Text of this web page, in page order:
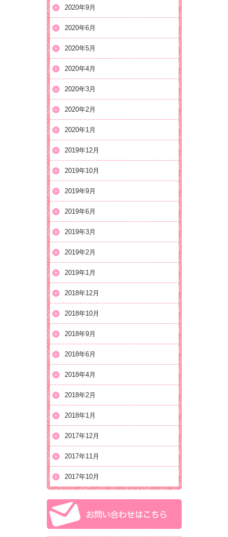
2020年9月
2020年6月
2020年5月
2020年4月
2020年3月
2020年2月
2020年1月
2019年12月
2019年10月
2019年9月
2019年6月
2019年3月
2019年2月
2019年1月
2018年12月
2018年10月
2018年9月
2018年6月
2018年4月
2018年2月
2018年1月
2017年12月
2017年11月
2017年10月